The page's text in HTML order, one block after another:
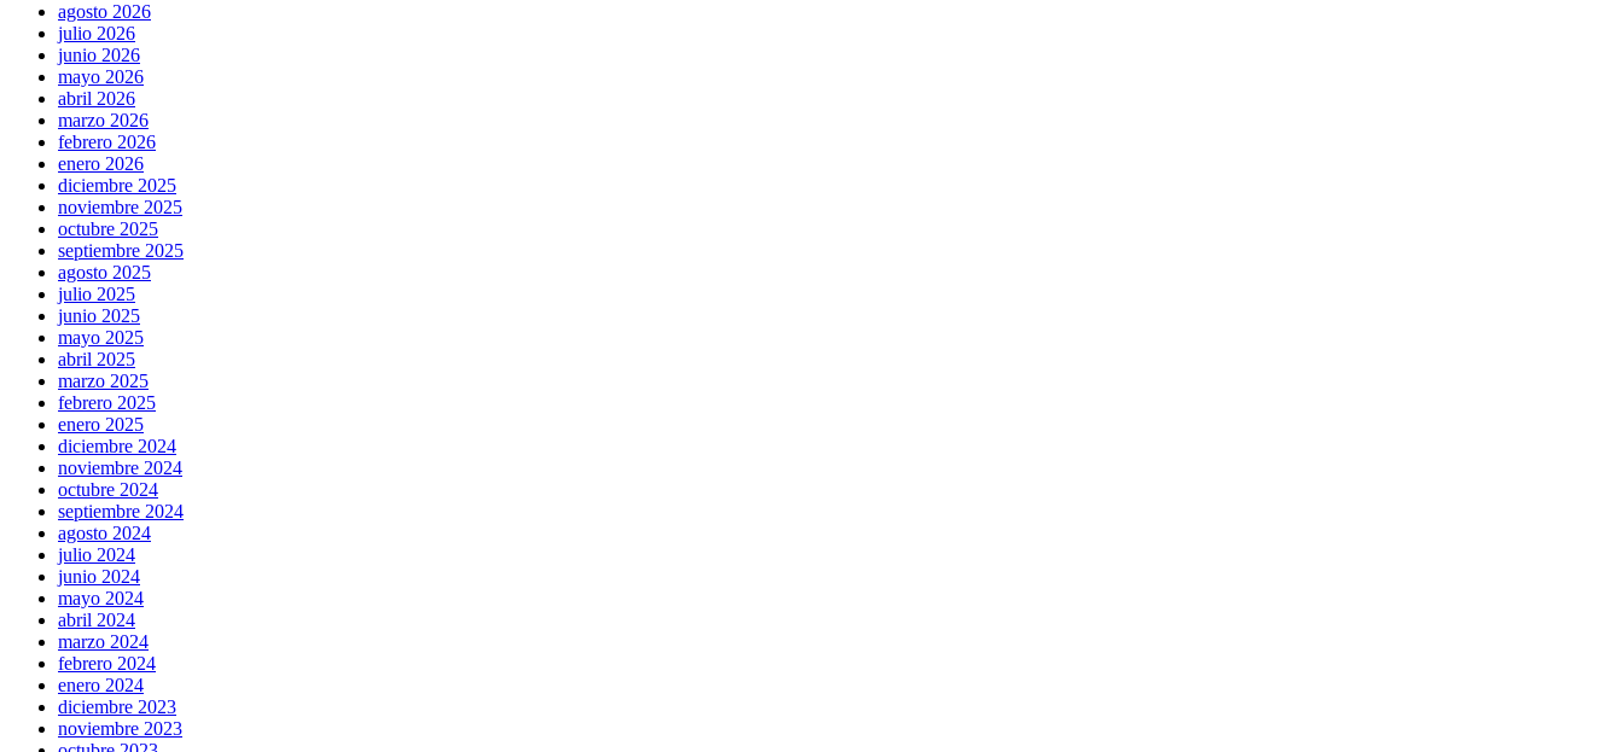
agosto 2026
julio 2026
junio 2026
mayo 2026
abril 2026
marzo 2026
febrero 2026
enero 2026
diciembre 2025
noviembre 2025
octubre 2025
septiembre 2025
agosto 2025
julio 2025
junio 2025
mayo 2025
abril 2025
marzo 2025
febrero 2025
enero 2025
diciembre 2024
noviembre 2024
octubre 2024
septiembre 2024
agosto 2024
julio 2024
junio 2024
mayo 2024
abril 2024
marzo 2024
febrero 2024
enero 2024
diciembre 2023
noviembre 2023